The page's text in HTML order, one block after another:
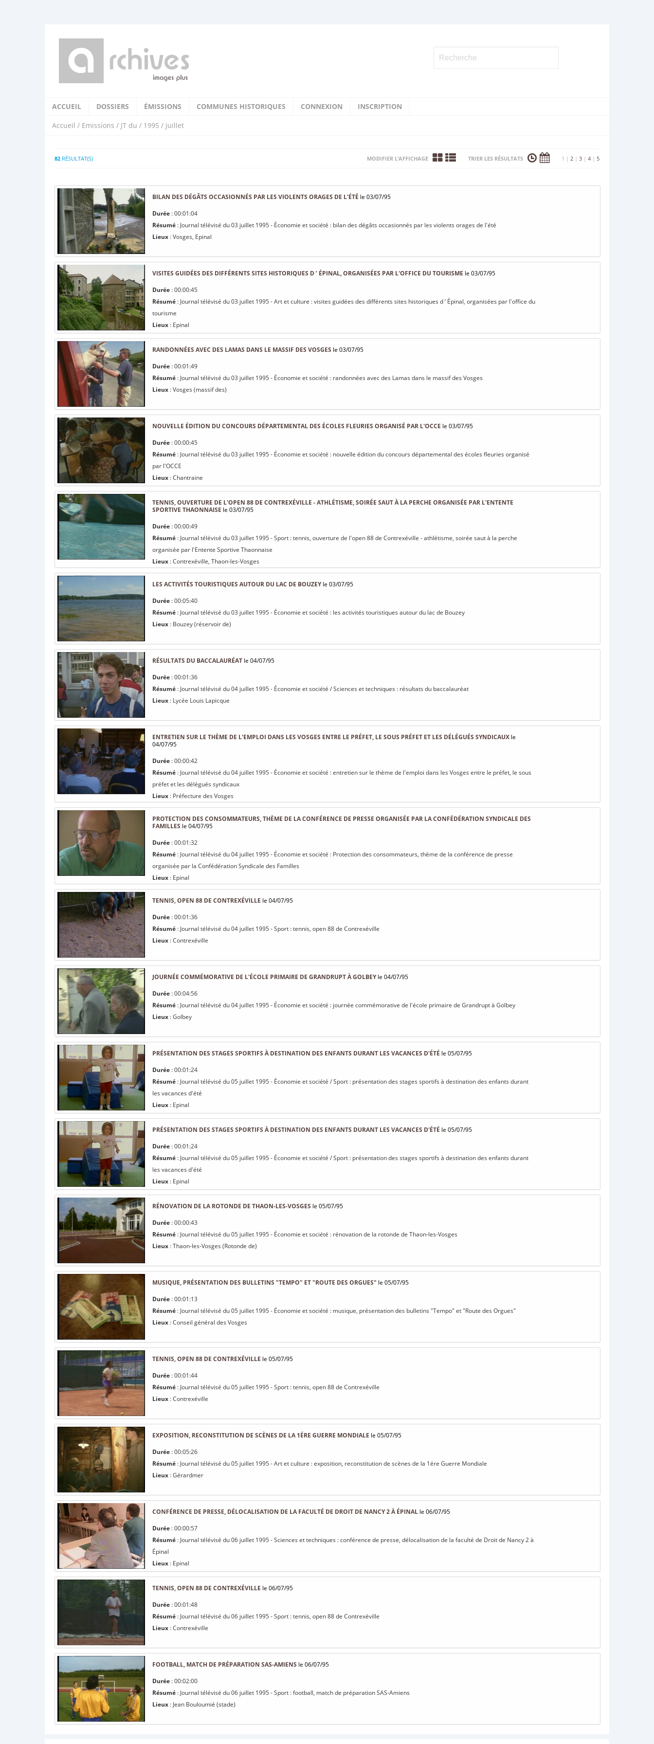
ACCUEIL DOSSIERS ÉMISSIONS COMMUNES HISTORIQUES CONNEXION INSCRIPTION
Accueil / Emissions / JT du / 1995 / juillet
82 RÉSULTAT(S) 1 | 2 | 3 | 4 | 5
TRIER LES RÉSULTATS
MODIFIER L’AFFICHAGE
BILAN DES DÉGÂTS OCCASIONNÉS PAR LES VIOLENTS ORAGES DE L'ÉTÉ le 03/07/95
Durée : 00:01:04
Résumé : Journal télévisé du 03 juillet 1995 - Économie et société : bilan des dégâts occasionnés par les violents orages de l'été
Lieux : Vosges, Epinal
VISITES GUIDÉES DES DIFFÉRENTS SITES HISTORIQUES D ’ ÉPINAL, ORGANISÉES PAR L'OFFICE DU TOURISME le 03/07/95
Durée : 00:00:45
Résumé : Journal télévisé du 03 juillet 1995 - Art et culture : visites guidées des différents sites historiques d ’ Épinal, organisées par l'office du
tourisme
Lieux : Epinal
RANDONNÉES AVEC DES LAMAS DANS LE MASSIF DES VOSGES le 03/07/95
Durée : 00:01:49
Résumé : Journal télévisé du 03 juillet 1995 - Économie et société : randonnées avec des Lamas dans le massif des Vosges
Lieux : Vosges (massif des)
NOUVELLE ÉDITION DU CONCOURS DÉPARTEMENTAL DES ÉCOLES FLEURIES ORGANISÉ PAR L'OCCE le 03/07/95
Durée : 00:00:45
Résumé : Journal télévisé du 03 juillet 1995 - Économie et société : nouvelle édition du concours départemental des écoles fleuries organisé
par l'OCCE
Lieux : Chantraine
TENNIS, OUVERTURE DE L'OPEN 88 DE CONTREXÉVILLE - ATHLÉTISME, SOIRÉE SAUT À LA PERCHE ORGANISÉE PAR L'ENTENTE
SPORTIVE THAONNAISE le 03/07/95
Durée : 00:00:49
Résumé : Journal télévisé du 03 juillet 1995 - Sport : tennis, ouverture de l'open 88 de Contrexéville - athlétisme, soirée saut à la perche
organisée par l'Entente Sportive Thaonnaise
Lieux : Contrexéville, Thaon-les-Vosges
LES ACTIVITÉS TOURISTIQUES AUTOUR DU LAC DE BOUZEYle 03/07/95
Durée : 00:05:40
Résumé : Journal télévisé du 03 juillet 1995 - Économie et société : les activités touristiques autour du lac de Bouzey
Lieux : Bouzey (réservoir de)
RÉSULTATS DU BACCALAURÉAT le 04/07/95
Durée : 00:01:36
Résumé : Journal télévisé du 04 juillet 1995 - Économie et société / Sciences et techniques : résultats du baccalauréat
Lieux : Lycée Louis Lapicque
ENTRETIEN SUR LE THÈME DE L'EMPLOI DANS LES VOSGES ENTRE LE PRÉFET, LE SOUS PRÉFET ET LES DÉLÉGUÉS SYNDICAUX le
04/07/95
Durée : 00:00:42
Résumé : Journal télévisé du 04 juillet 1995 - Économie et société : entretien sur le thème de l'emploi dans les Vosges entre le préfet, le sous
préfet et les délégués syndicaux
Lieux : Préfecture des Vosges
PROTECTION DES CONSOMMATEURS, THÈME DE LA CONFÉRENCE DE PRESSE ORGANISÉE PAR LA CONFÉDÉRATION SYNDICALE DES
FAMILLES le 04/07/95
Durée : 00:01:32
Résumé : Journal télévisé du 04 juillet 1995 - Économie et société : Protection des consommateurs, thème de la conférence de presse
organisée par la Confédération Syndicale des Familles
Lieux : Epinal
TENNIS, OPEN 88 DE CONTREXÉVILLE le 04/07/95
Durée : 00:01:36
Résumé : Journal télévisé du 04 juillet 1995 - Sport : tennis, open 88 de Contrexéville
Lieux : Contrexéville
JOURNÉE COMMÉMORATIVE DE L'ÉCOLE PRIMAIRE DE GRANDRUPT À GOLBEYle 04/07/95
Durée : 00:04:56
Résumé : Journal télévisé du 04 juillet 1995 - Économie et société : journée commémorative de l'école primaire de Grandrupt à Golbey
Lieux : Golbey
PRÉSENTATION DES STAGES SPORTIFS À DESTINATION DES ENFANTS DURANT LES VACANCES D'ÉTÉ le 05/07/95
Durée : 00:01:24
Résumé : Journal télévisé du 05 juillet 1995 - Économie et société / Sport : présentation des stages sportifs à destination des enfants durant
les vacances d'été
Lieux : Epinal
PRÉSENTATION DES STAGES SPORTIFS À DESTINATION DES ENFANTS DURANT LES VACANCES D'ÉTÉ le 05/07/95
Durée : 00:01:24
Résumé : Journal télévisé du 05 juillet 1995 - Économie et société / Sport : présentation des stages sportifs à destination des enfants durant
les vacances d'été
Lieux : Epinal
RÉNOVATION DE LA ROTONDE DE THAON-LES-VOSGES le 05/07/95
Durée : 00:00:43
Résumé : Journal télévisé du 05 juillet 1995 - Économie et société : rénovation de la rotonde de Thaon-les-Vosges
Lieux : Thaon-les-Vosges (Rotonde de)
MUSIQUE, PRÉSENTATION DES BULLETINS "TEMPO" ET "ROUTE DES ORGUES" le 05/07/95
Durée : 00:01:13
Résumé : Journal télévisé du 05 juillet 1995 - Économie et société : musique, présentation des bulletins "Tempo" et "Route des Orgues"
Lieux : Conseil général des Vosges
TENNIS, OPEN 88 DE CONTREXÉVILLE le 05/07/95
Durée : 00:01:44
Résumé : Journal télévisé du 05 juillet 1995 - Sport : tennis, open 88 de Contrexéville
Lieux : Contrexéville
EXPOSITION, RECONSTITUTION DE SCÈNES DE LA 1ÉRE GUERRE MONDIALE le 05/07/95
Durée : 00:05:26
Résumé : Journal télévisé du 05 juillet 1995 - Art et culture : exposition, reconstitution de scènes de la 1ére Guerre Mondiale
Lieux : Gérardmer
CONFÉRENCE DE PRESSE, DÉLOCALISATION DE LA FACULTÉ DE DROIT DE NANCY 2 À ÉPINAL le 06/07/95
Durée : 00:00:57
Résumé : Journal télévisé du 06 juillet 1995 - Sciences et techniques : conférence de presse, délocalisation de la faculté de Droit de Nancy 2 à
Épinal
Lieux : Epinal
TENNIS, OPEN 88 DE CONTREXÉVILLE le 06/07/95
Durée : 00:01:48
Résumé : Journal télévisé du 06 juillet 1995 - Sport : tennis, open 88 de Contrexéville
Lieux : Contrexéville
FOOTBALL, MATCH DE PRÉPARATION SAS-AMIENS le 06/07/95
Durée : 00:02:00
Résumé : Journal télévisé du 06 juillet 1995 - Sport : football, match de préparation SAS-Amiens
Lieux : Jean Bouloumié (stade)